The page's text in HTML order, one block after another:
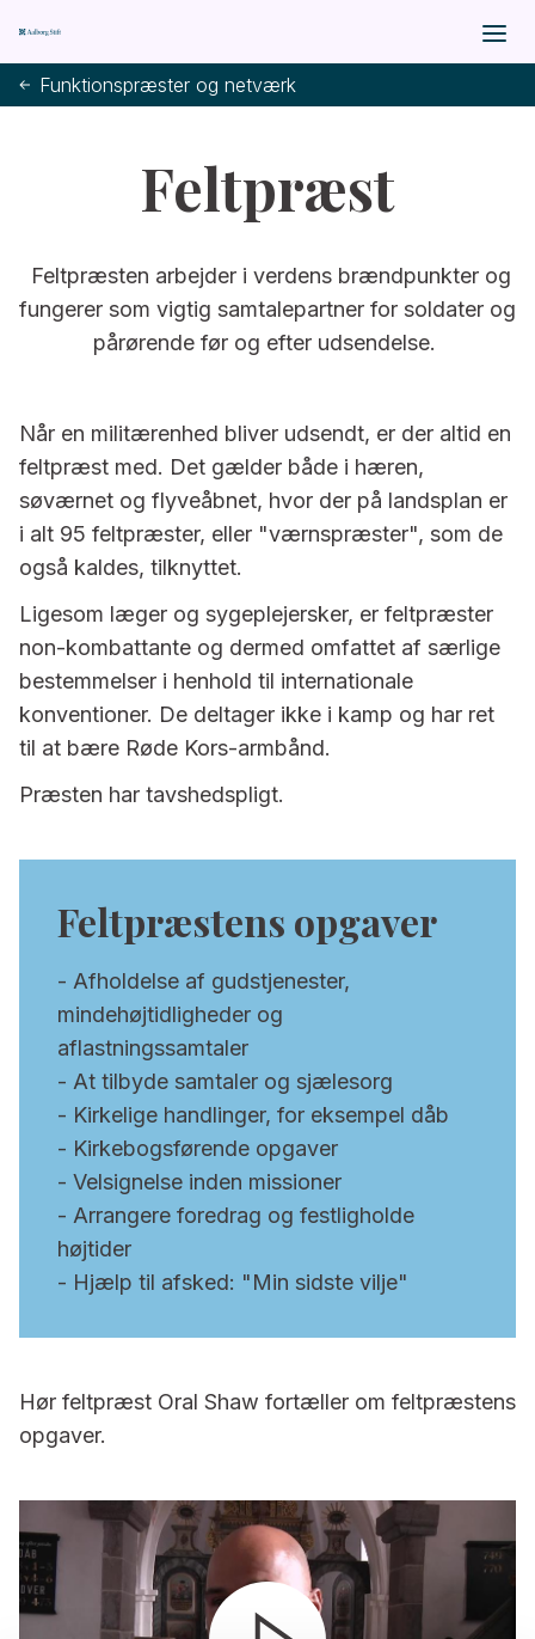
Funktionspræster og netværk
Feltpræst
Feltpræsten arbejder i verdens brændpunkter og
fungerer som vigtig samtalepartner for soldater og
pårørende før og efter udsendelse.
Når en militærenhed bliver udsendt, er der altid en
feltpræst med. Det gælder både i hæren,
søværnet og flyveåbnet, hvor der på landsplan er
i alt 95 feltpræster, eller "værnspræster", som de
også kaldes, tilknyttet.
Ligesom læger og sygeplejersker, er feltpræster
non-kombattante og dermed omfattet af særlige
bestemmelser i henhold til internationale
konventioner. De deltager ikke i kamp og har ret
til at bære Røde Kors-armbånd.
Præsten har tavshedspligt.
Feltpræstens opgaver
- Afholdelse af gudstjenester,
mindehøjtidligheder og
aflastningssamtaler
- At tilbyde samtaler og sjælesorg
- Kirkelige handlinger, for eksempel dåb
- Kirkebogsførende opgaver
- Velsignelse inden missioner
- Arrangere foredrag og festligholde
højtider
- Hjælp til afsked: "Min sidste vilje"
Hør feltpræst Oral Shaw fortæller om feltpræstens
opgaver.